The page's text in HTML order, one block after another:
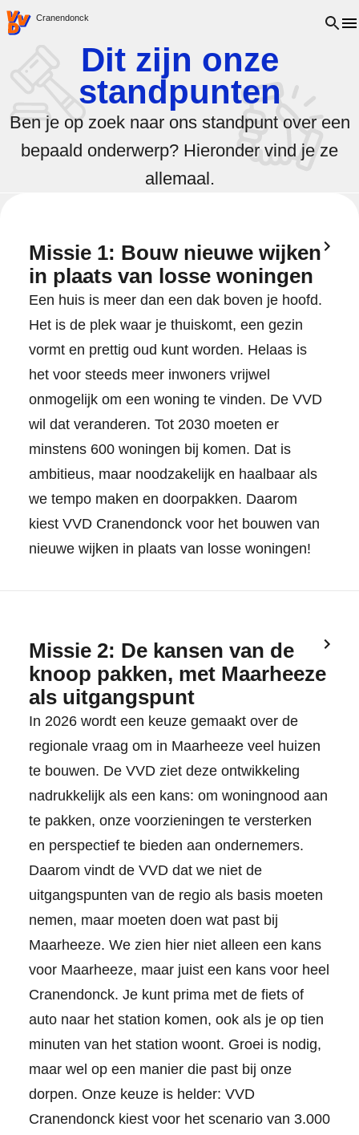
VVD.nl - Ga naar de homepage
Cranendonck Open
Dit zijn onze
standpunten
Ben je op zoek naar ons standpunt over een
bepaald onderwerp? Hieronder vind je ze
allemaal.
Missie 1: Bouw nieuwe wijken
in plaats van losse woningen
Een huis is meer dan een dak boven je hoofd.
Het is de plek waar je thuiskomt, een gezin
vormt en prettig oud kunt worden. Helaas is
het voor steeds meer inwoners vrijwel
onmogelijk om een woning te vinden. De VVD
wil dat veranderen. Tot 2030 moeten er
minstens 600 woningen bij komen. Dat is
ambitieus, maar noodzakelijk en haalbaar als
we tempo maken en doorpakken. Daarom
kiest VVD Cranendonck voor het bouwen van
nieuwe wijken in plaats van losse woningen!
Missie 2: De kansen van de
knoop pakken, met Maarheeze
als uitgangspunt
In 2026 wordt een keuze gemaakt over de
regionale vraag om in Maarheeze veel huizen
te bouwen. De VVD ziet deze ontwikkeling
nadrukkelijk als een kans: om woningnood aan
te pakken, onze voorzieningen te versterken
en perspectief te bieden aan ondernemers.
Daarom vindt de VVD dat we niet de
uitgangspunten van de regio als basis moeten
nemen, maar moeten doen wat past bij
Maarheeze. We zien hier niet alleen een kans
voor Maarheeze, maar juist een kans voor heel
Cranendonck. Je kunt prima met de fiets of
auto naar het station komen, ook als je op tien
minuten van het station woont. Groei is nodig,
maar wel op een manier die past bij onze
dorpen. Onze keuze is helder: VVD
Cranendonck kiest voor het scenario van 3.000